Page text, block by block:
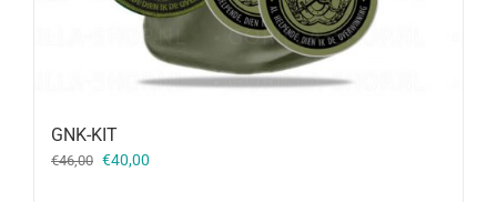
GNK-KIT
€46,00 Oorspronkelijke
€40,00